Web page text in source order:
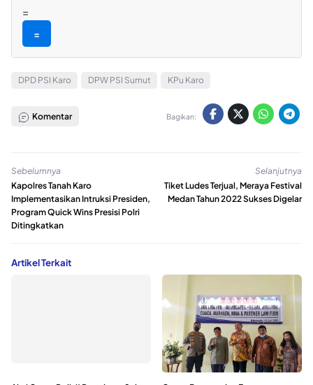
=
=
DPD PSI Karo DPW PSI Sumut KPu Karo
Komentar Bagikan:
Sebelumnya
Kapolres Tanah Karo
Implementasikan Intruksi Presiden,
Program Quick Wins Presisi Polri
Ditingkatkan
Selanjutnya
Tiket Ludes Terjual, Meraya Festival
Medan Tahun 2022 Sukses Digelar
Artikel Terkait